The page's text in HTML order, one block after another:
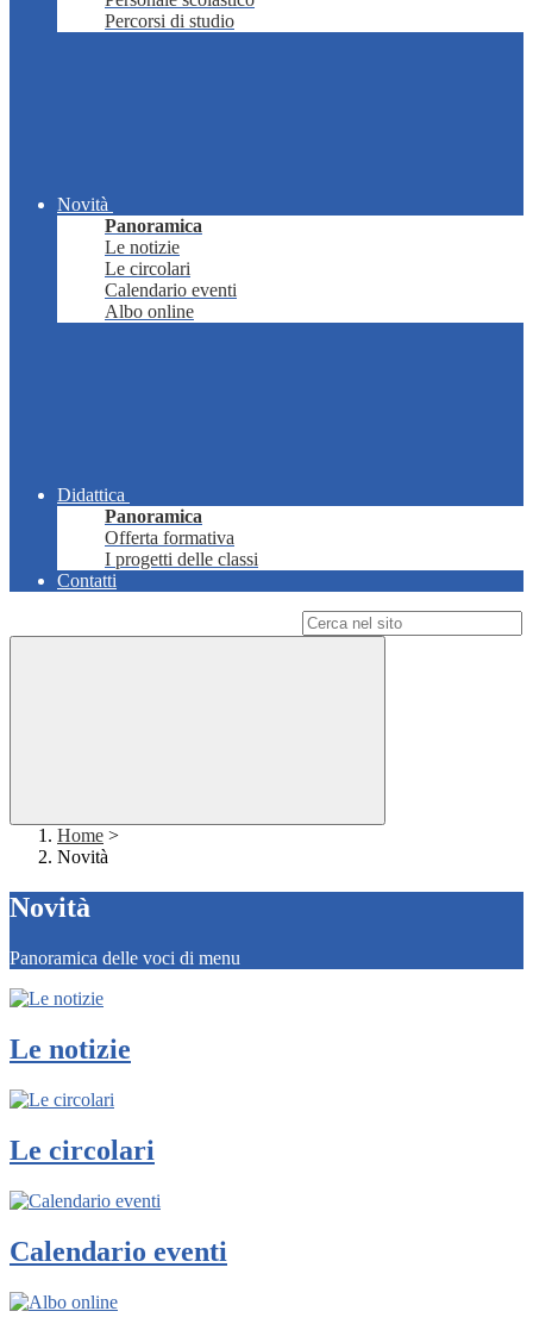
Percorsi di studio
Novità
Panoramica
Le notizie
Le circolari
Calendario eventi
Albo online
Didattica
Panoramica
Offerta formativa
I progetti delle classi
Contatti
Home >
Novità
Novità
Panoramica delle voci di menu
Le notizie
Le circolari
Calendario eventi